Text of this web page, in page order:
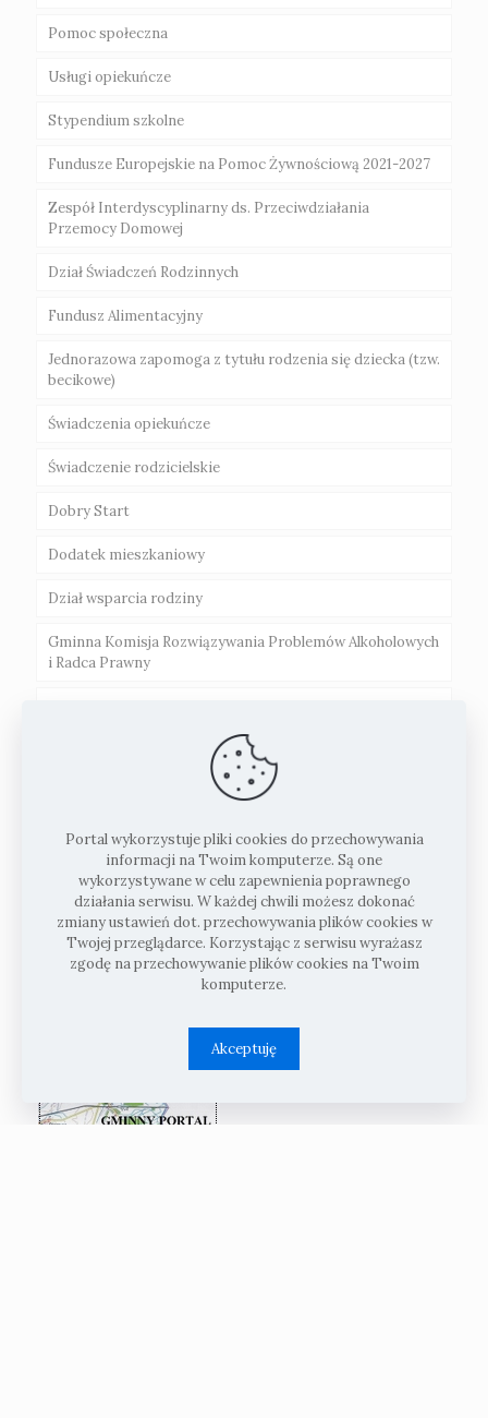
Świebodzin
Regulamin Organizacyjny Klubu Dziecięcego
Pomoc społeczna
Zasady przyznawania świadczeń
Świadczenia niepieniężne
Świadczenia pieniężne
Usługi opiekuńcze
Stypendium szkolne
Fundusze Europejskie na Pomoc Żywnościową 2021-2027
Zespół Interdyscyplinarny ds. Przeciwdziałania
Przemocy Domowej
Dział Świadczeń Rodzinnych
Fundusz Alimentacyjny
Jednorazowa zapomoga z tytułu rodzenia się dziecka (tzw.
becikowe)
Świadczenia opiekuńcze
Świadczenie rodzicielskie
Dobry Start
Dodatek mieszkaniowy
Dział wsparcia rodziny
Gminna Komisja Rozwiązywania Problemów Alkoholowych
i Radca Prawny
Portal wykorzystuje pliki cookies do przechowywania
informacji na Twoim komputerze. Są one
wykorzystywane w celu zapewnienia poprawnego
działania serwisu. W każdej chwili możesz dokonać
zmiany ustawień dot. przechowywania plików cookies w
Twojej przeglądarce. Korzystając z serwisu wyrażasz
zgodę na przechowywanie plików cookies na Twoim
komputerze.
Akceptuję